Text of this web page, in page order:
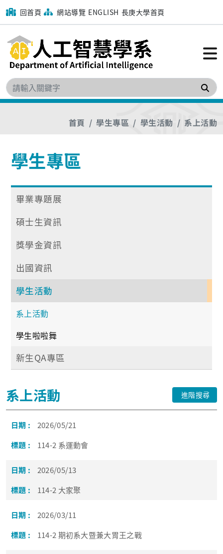
回首頁 網站導覽 ENGLISH 長庚大學首頁
搜
首頁 學生專區 學生活動 系上活動
學生專區
畢業專題展
碩士生資訊
獎學金資訊
出國資訊
學生活動
系上活動
學生啦啦舞
新生QA專區
系上活動 進階搜尋
2026/05/21
114-2 系運動會
2026/05/13
114-2 大家聚
2026/03/11
114-2 期初系大暨兼大胃王之戰